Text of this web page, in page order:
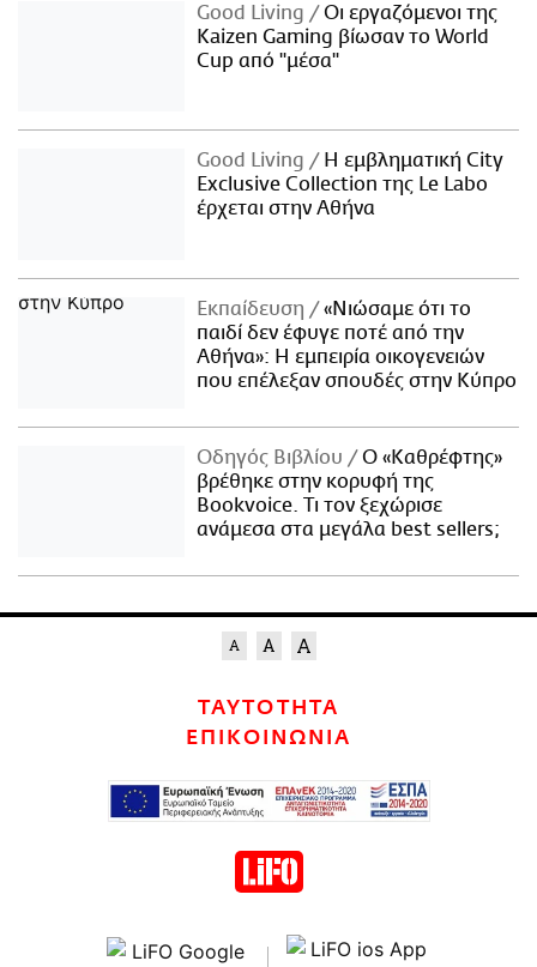
Good Living
Οι εργαζόμενοι της
Kaizen Gaming βίωσαν το World
Cup από "μέσα"
Good Living
Η εμβληματική City
Exclusive Collection της Le Labo
έρχεται στην Αθήνα
Εκπαίδευση
«Νιώσαμε ότι το
παιδί δεν έφυγε ποτέ από την
Αθήνα»: Η εμπειρία οικογενειών
που επέλεξαν σπουδές στην Κύπρο
Οδηγός Βιβλίου
Ο «Καθρέφτης»
βρέθηκε στην κορυφή της
Bookvoice. Τι τον ξεχώρισε
ανάμεσα στα μεγάλα best sellers;
ΤΑΥΤΟΤΗΤΑ
ΕΠΙΚΟΙΝΩΝΙΑ